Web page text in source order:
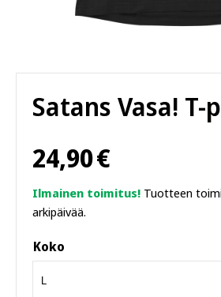
Satans Vasa! T-
24,90€
Ilmainen toimitus! Tuotteen
arkipäivää.
Koko